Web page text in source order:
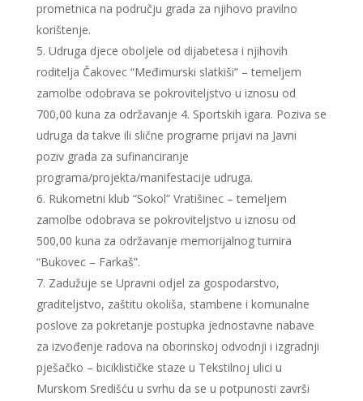
prometnica na području grada za njihovo pravilno
korištenje.
Udruga djece oboljele od dijabetesa i njihovih
roditelja Čakovec “Međimurski slatkiši” – temeljem
zamolbe odobrava se pokroviteljstvo u iznosu od
700,00 kuna za održavanje 4. Sportskih igara. Poziva se
udruga da takve ili slične programe prijavi na Javni
poziv grada za sufinanciranje
programa/projekta/manifestacije udruga.
Rukometni klub “Sokol” Vratišinec – temeljem
zamolbe odobrava se pokroviteljstvo u iznosu od
500,00 kuna za održavanje memorijalnog turnira
“Bukovec – Farkaš”.
Zadužuje se Upravni odjel za gospodarstvo,
graditeljstvo, zaštitu okoliša, stambene i komunalne
poslove za pokretanje postupka jednostavne nabave
za izvođenje radova na oborinskoj odvodnji i izgradnji
pješačko – biciklističke staze u Tekstilnoj ulici u
Murskom Središću u svrhu da se u potpunosti završi